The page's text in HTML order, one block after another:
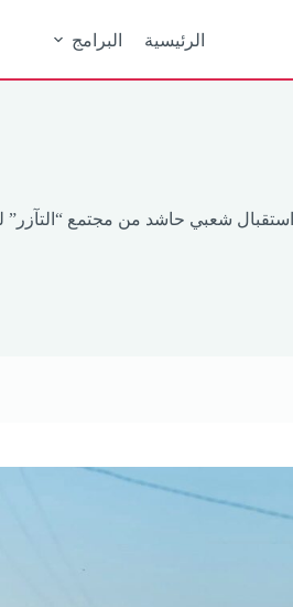
الرئيسية البرامج
شعبي حاشد من مجتمع “التآزر”